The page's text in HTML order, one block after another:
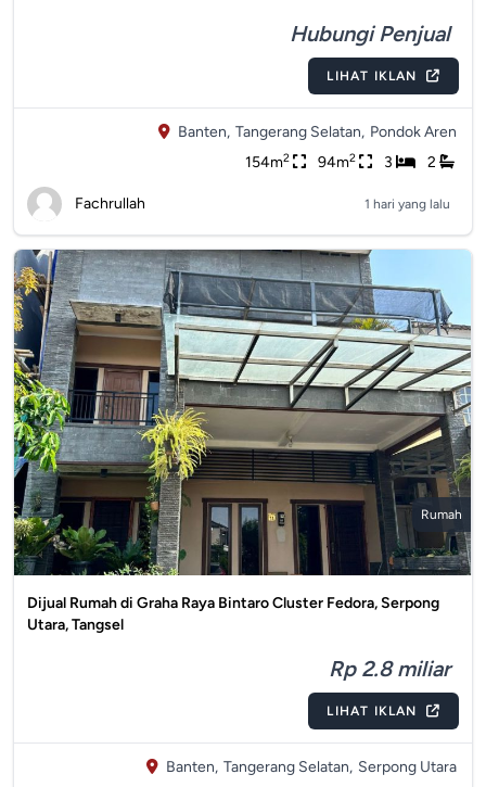
Hubungi Penjual
LIHAT IKLAN
Banten, Tangerang Selatan, Pondok Aren
154m2 94m2 3 2
Fachrullah 1 hari yang lalu
Rumah
Dijual Rumah di Graha Raya Bintaro Cluster Fedora, Serpong
Utara, Tangsel
Rp 2.8 miliar
LIHAT IKLAN
Banten, Tangerang Selatan, Serpong Utara